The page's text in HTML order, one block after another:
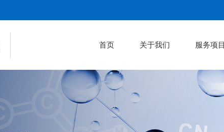
首页 关于我们 服务项目